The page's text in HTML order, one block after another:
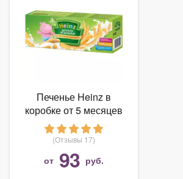
Печенье Heinz в
коробке от 5 месяцев
(Отзывы 17)
от 93 руб.